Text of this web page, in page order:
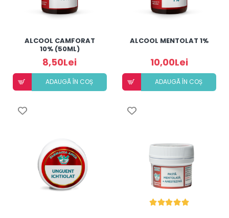
ALCOOL CAMFORAT
10% (50ML)
8,50Lei
ADAUGÃ ÎN COȘ
ALCOOL MENTOLAT 1%
10,00Lei
ADAUGÃ ÎN COȘ